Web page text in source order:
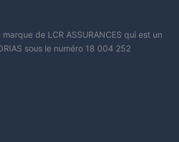
de LCR ASSURANCES qui est un
sous le numéro 18 004 252